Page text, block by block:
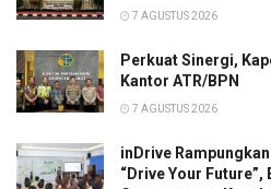
7 AGUSTUS 2026
Perkuat Sinergi,
Kantor ATR/BPN
7 AGUSTUS 2026
inDrive
“Drive Your